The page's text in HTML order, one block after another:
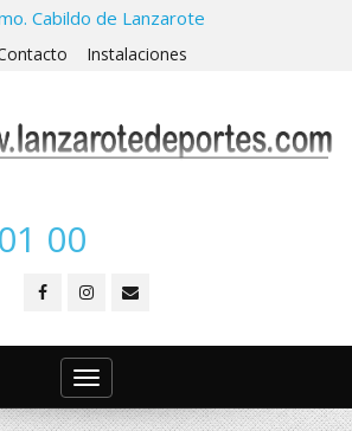
Cabildo de Lanzarote
Instalaciones
00
Toggle
navigation